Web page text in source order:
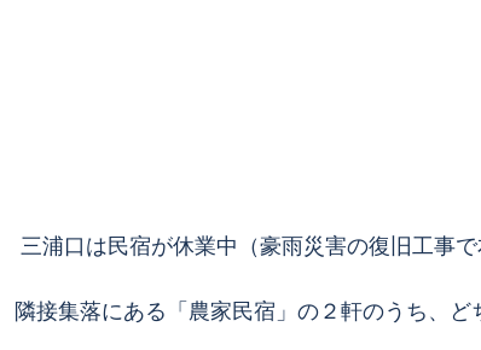
三浦口は民宿が休業中（豪雨災害の復旧工事
隣接集落にある「農家民宿」の２軒のうち、ど